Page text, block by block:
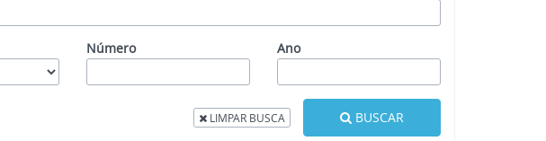
Número Ano
LIMPAR BUSCA BUSCAR